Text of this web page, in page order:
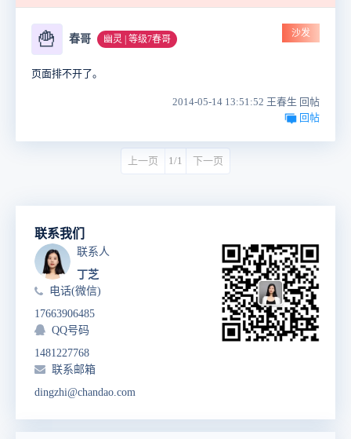
🍟 春哥 幽灵 | 等级7春哥
沙发
页面排不开了。
2014-05-14 13:51:52 王春生 回帖
回帖
上一页 1/1 下一页
联系我们
联系人
丁芝
电话(微信)
17663906485
QQ号码
1481227768
联系邮箱
dingzhi@chandao.com